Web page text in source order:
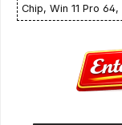
Chip, Win 11 Pro 64,